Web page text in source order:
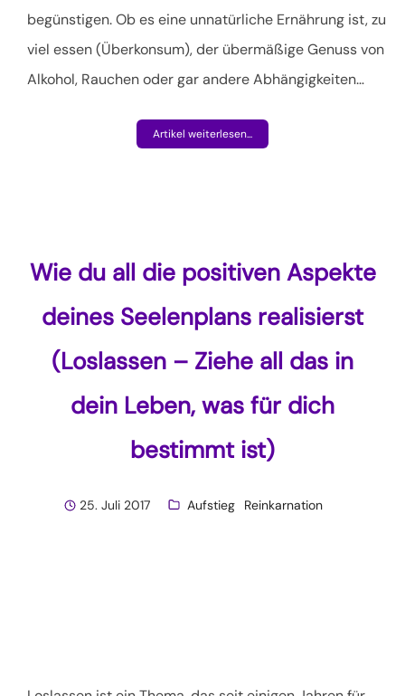
begünstigen. Ob es eine unnatürliche Ernährung ist, zu
viel essen (Überkonsum), der übermäßige Genuss von
Alkohol, Rauchen oder gar andere Abhängigkeiten…
Artikel weiterlesen...
Wie du all die positiven Aspekte
deines Seelenplans realisierst
(Loslassen – Ziehe all das in
dein Leben, was für dich
bestimmt ist)
25. Juli 2017 Aufstieg Reinkarnation